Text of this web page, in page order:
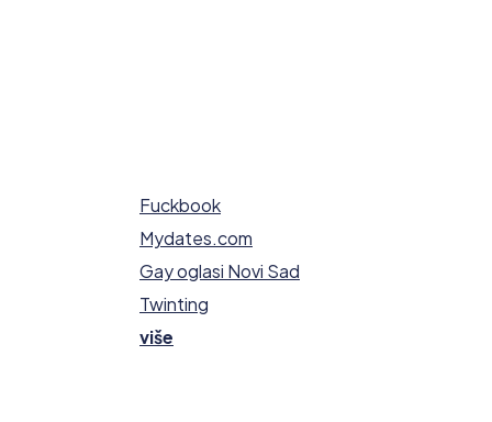
Fuckbook
Mydates.com
Gay oglasi Novi Sad
Twinting
više